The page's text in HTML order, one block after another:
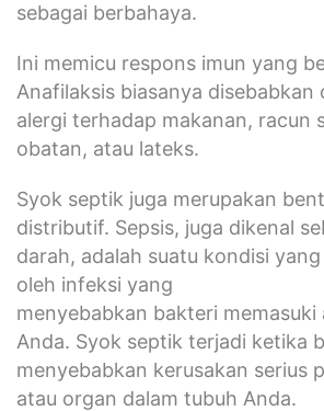
sebagai berbahaya.
Ini memicu respons imun yang
Anafilaksis biasanya disebabkan
alergi terhadap makanan, racun
obatan, atau lateks.
Syok septik juga merupakan
distributif. Sepsis, juga dikenal
darah, adalah suatu kondisi
oleh infeksi yang
menyebabkan bakteri memasuki
Anda. Syok septik terjadi ketika
menyebabkan kerusakan serius
atau organ dalam tubuh Anda.